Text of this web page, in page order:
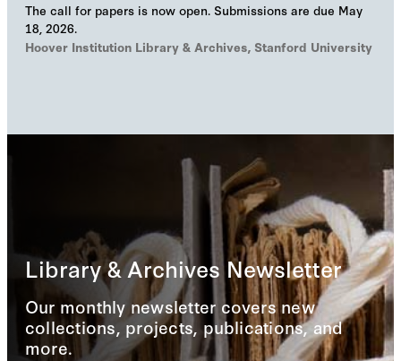
The call for papers is now open. Submissions are due May
18, 2026.
Hoover Institution Library & Archives, Stanford University
Library & Archives Newsletter
Our monthly newsletter covers new
collections, projects, publications, and
more.